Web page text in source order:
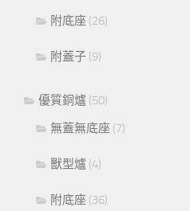
附底座 (26)
附蓋子 (9)
優質銅爐 (50)
無蓋無底座 (7)
獸型爐 (4)
附底座 (36)